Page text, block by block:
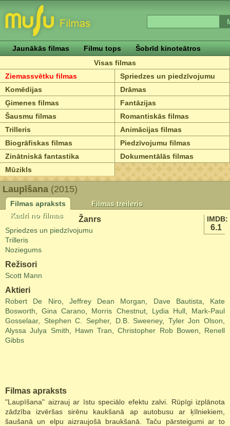
Jaunākās filmas Filmu tops
Šobrīd kinoteātros
Visas filmas
Ziemassvētku filmas
Spriedzes un piedzīvojumu
Komēdijas
Drāmas
Ģimenes filmas
Fantāzijas
Šausmu filmas
Romantiskās filmas
Trilleris
Animācijas filmas
Biogrāfiskas filmas
Piedzīvojumu filmas
Zinātniskā fantastika
Dokumentālās filmas
Mūzikls
Laupīšana (2015)
Filmas apraksts
Filmas treileris
Kadri no filmas
IMDB:
6.1
Žanrs
Spriedzes un piedzīvojumu
Trilleris
Noziegums
Režisori
Scott Mann
Aktieri
Robert De Niro, Jeffrey Dean Morgan Dave Bautista
Kate
Bosworth ,Gina Carano Morris Chestnut, Lydia Hull, Mark-Paul
Gosselaar, Stephen C. Sepher, D.B. Sweeney, Tyler Jon Olson
Alyssa Julya Smith
Hawn Tran ,Christopher Rob Bowen
Renell
Gibbs
Filmas apraksts
"Laupīšana" aizrauj ar īstu speciālo efektu zalvi. Rūpīgi izplānota
zādzība izvēršas sirēnu kaukšanā ap autobusu ar ķīlniekiem,
šaušanā un elpu aizraujošā braukšanā. Taču pārsteigumi ar to